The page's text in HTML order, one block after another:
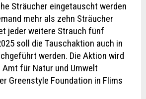
Sträucher eingetauscht werden
mehr als zehn Sträucher
jeder weitere Strauch fünf
soll die Tauschaktion auch in
werden. Die Aktion wird
für Natur und Umwelt
Greenstyle Foundation in Flims